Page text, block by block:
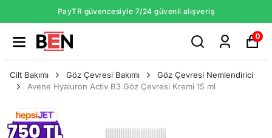
PayTR güvencesiyle 7/24 güvenli alışveriş
0
Cilt Bakımı Göz Çevresi Bakımı
Göz Çevresi Nemlendirici
Avene Hyaluron Activ B3 Göz Çevresi Kremi 15 ml